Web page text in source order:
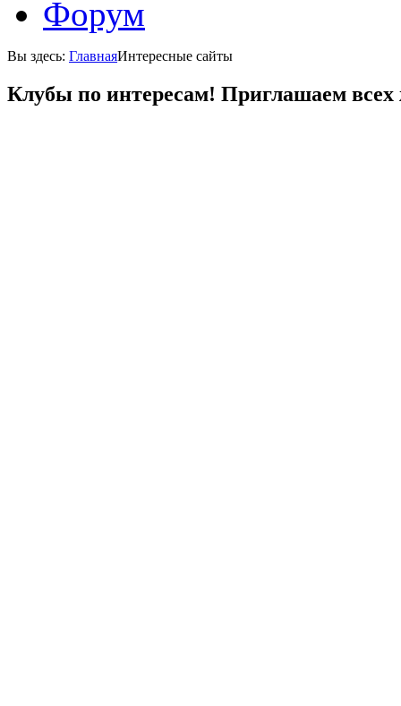
Форум
Вы здесь: ГлавнаяИнтересные сайты
Клубы по интересам! Приглашаем